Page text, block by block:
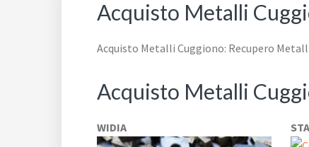
Acquisto Metalli
Acquisto Metalli Cuggiono: Recupero
Acquisto Metalli
WIDIA